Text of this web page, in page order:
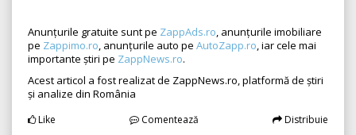
Anunțurile gratuite sunt pe ZappAds.ro, anunțurile imobiliare
pe Zappimo.ro, anunțurile auto pe AutoZapp.ro, iar cele mai
importante știri pe ZappNews.ro.
Acest articol a fost realizat de ZappNews.ro, platformă de știri
și analize din România
Like Comentează Distribuie